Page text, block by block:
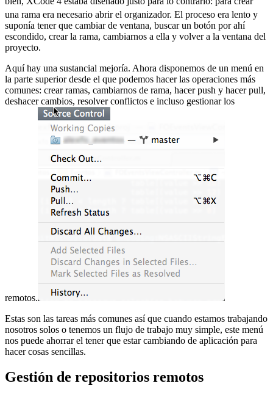
una rama era necesario abrir el organizador. El proceso era lento y
suponía tener que cambiar de ventana, buscar un botón por ahí
escondido, crear la rama, cambiarnos a ella y volver a la ventana del
proyecto.
Aquí hay una sustancial mejoría. Ahora disponemos de un menú en
la parte superior desde el que podemos hacer las operaciones más
comunes: crear ramas, cambiarnos de rama, hacer push y hacer pull,
deshacer cambios, resolver conflictos e incluso gestionar los
remotos.
Estas son las tareas más comunes así que cuando estamos trabajando
nosotros solos o tenemos un flujo de trabajo muy simple, este menú
nos puede ahorrar el tener que estar cambiando de aplicación para
hacer cosas sencillas.
Gestión de repositorios remotos